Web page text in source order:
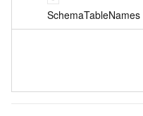
SchemaTableNames